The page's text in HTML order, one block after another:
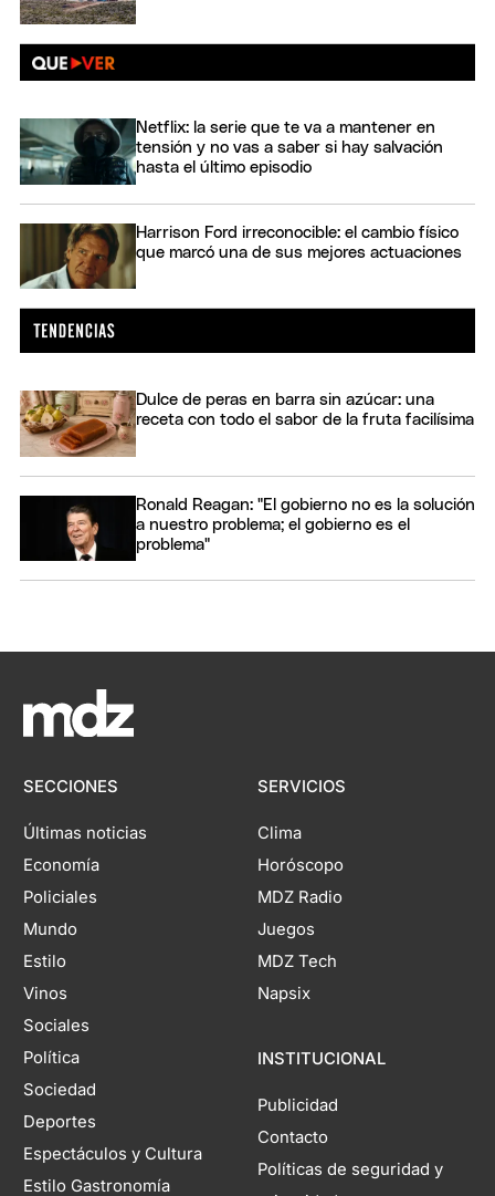
Netflix: la serie que te va a mantener en
tensión y no vas a saber si hay salvación
hasta el último episodio
Harrison Ford irreconocible: el cambio físico
que marcó una de sus mejores actuaciones
Dulce de peras en barra sin azúcar: una
receta con todo el sabor de la fruta facilísima
Ronald Reagan: "El gobierno no es la solución
a nuestro problema; el gobierno es el
problema"
SECCIONES
Últimas noticias
Economía
Policiales
Mundo
Estilo
Vinos
Sociales
Política
Sociedad
Deportes
Espectáculos y Cultura
Estilo Gastronomía
SERVICIOS
Clima
Horóscopo
MDZ Radio
Juegos
MDZ Tech
Napsix
INSTITUCIONAL
Publicidad
Contacto
Políticas de seguridad y